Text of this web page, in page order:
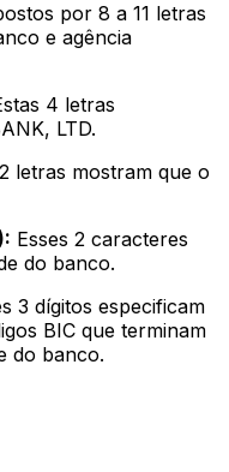
por 8 a 11 letras
e agência
4 letras
LTD.
letras mostram que o
Esses 2 caracteres
do banco.
3 dígitos especificam
BIC que terminam
do banco.